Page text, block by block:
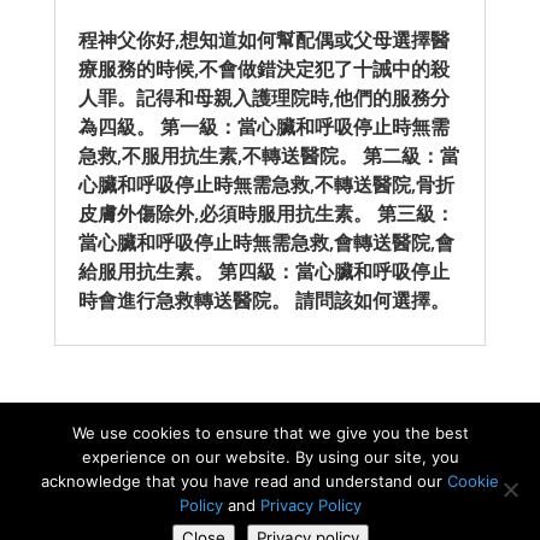
程神父你好,想知道如何幫配偶或父母選擇醫
療服務的時候,不會做錯決定犯了十誡中的殺
人罪。記得和母親入護理院時,他們的服務分
為四級。 第一級：當心臟和呼吸停止時無需
急救,不服用抗生素,不轉送醫院。 第二級：當
心臟和呼吸停止時無需急救,不轉送醫院,骨折
皮膚外傷除外,必須時服用抗生素。 第三級：
當心臟和呼吸停止時無需急救,會轉送醫院,會
給服用抗生素。 第四級：當心臟和呼吸停止
時會進行急救轉送醫院。 請問該如何選擇。
Copyright ©《生命恩泉》 Fountain of Love and Life,
All Rights Reserved. 慈善團體註冊編號 :
We use cookies to ensure that we give you the best
experience on our website. By using our site, you
acknowledge that you have read and understand our Cookie
Policyand Privacy Policy